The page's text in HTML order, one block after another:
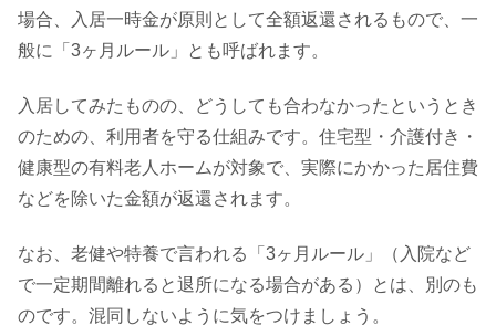
場合、入居一時金が原則として全額返還されるもので、一
般に「3ヶ月ルール」とも呼ばれます。
入居してみたものの、どうしても合わなかったというとき
のための、利用者を守る仕組みです。住宅型・介護付き・
健康型の有料老人ホームが対象で、実際にかかった居住費
などを除いた金額が返還されます。
なお、老健や特養で言われる「3ヶ月ルール」（入院など
で一定期間離れると退所になる場合がある）とは、別のも
のです。混同しないように気をつけましょう。